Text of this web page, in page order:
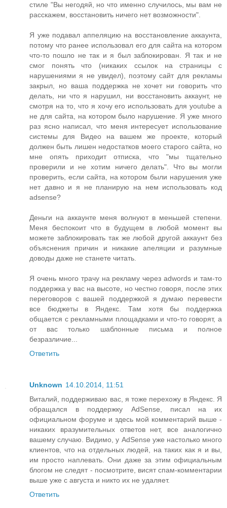
стиле "Вы негодяй, но что именно случилось, мы вам не
расскажем, восстановить ничего нет возможности".
Я уже подавал аппеляцию на восстановление аккаунта,
потому что ранее использовал его для сайта на котором
что-то пошло не так и я был заблокирован. Я так и не
смог понять что (никаких ссылок на страницы с
нарушениями я не увидел), поэтому сайт для рекламы
закрыл, но ваша поддержка не хочет ни говорить что
делать, ни что я нарушил, ни восстановить аккаунт, не
смотря на то, что я хочу его использовать для youtube а
не для сайта, на котором было нарушение. Я уже много
раз ясно написал, что меня интересует использование
системы для Видео на вашем же проекте, который
должен быть лишен недостатков моего старого сайта, но
мне опять приходит отписка, что "мы тщательно
проверили и не хотим ничего делать". Что вы могли
проверить, если сайта, на котором были нарушения уже
нет давно и я не планирую на нем использовать код
adsense?
Деньги на аккаунте меня волнуют в меньшей степени.
Меня беспокоит что в будущем в любой момент вы
можете заблокировать так же любой другой аккаунт без
объяснения причин и никакие апеляции и разумные
доводы даже не станете читать.
Я очень много трачу на рекламу через adwords и там-то
поддержка у вас на высоте, но честно говоря, после этих
переговоров с вашей поддержкой я думаю перевести
все бюджеты в Яндекс. Там хотя бы поддержка
общается с рекламными площадками и что-то говорят, а
от вас только шаблонные письма и полное
безразличие...
Ответить
Unknown 14.10.2014, 11:51
Виталий, поддерживаю вас, я тоже перехожу в Яндекс. Я
обращался в поддержку AdSense, писал на их
официальном форуме и здесь мой комментарий выше -
никаких вразумительных ответов нет, все аналогично
вашему случаю. Видимо, у AdSense уже настолько много
клиентов, что на отдельных людей, на таких как я и вы,
им просто наплевать. Они даже за этим официальным
блогом не следят - посмотрите, висят спам-комментарии
выше уже с августа и никто их не удаляет.
Ответить